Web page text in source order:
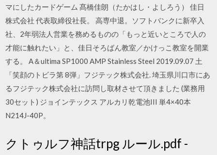
マにしたカードゲーム 髙橋佳朗（たかはし・よしろう） 佳日
株式会社 代表取締役社長。 高専中退。ソフトバンクに新卒入
社、2年弱法人営業を務めるものの「もっと近いところで人の
才能に触れたい」と、佳日そろばん教室／かけっこ教室を開業
する。 A＆ultima SP1000 AMP Stainless Steel 2019.09.07 土
「笑顔のトビラ第 8弾」フジテック株式会社. 埼玉県川口市にあ
るフジテック株式会社に訪問し取材させて頂きました (業務用
30セット) ジョインテックス アルカリ乾電池III 単4×40本
N214J-40P。
クトゥルフ神話trpg ルール.pdf -